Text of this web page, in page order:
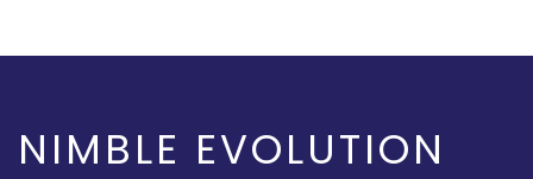
NIMBLE EVOLUTION